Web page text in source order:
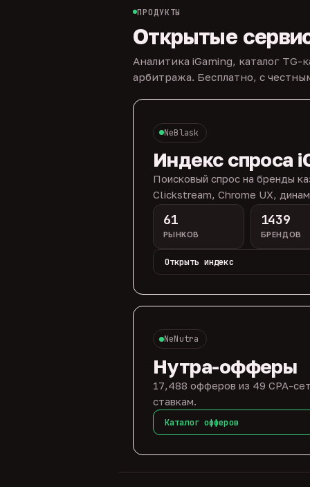
ПРОДУКТЫ
Открытые
Аналитика iGaming, каталог
арбитража. Бесплатно, с
NeBlask
Индекс спроса
Поисковый спрос на бренды
Clickstream, Chrome UX,
61
РЫНКОВ
1439
БРЕНДОВ
Открыть индекс
NeNutra
Нутра-офферы
17,488 офферов из 49 CPA-
ставкам.
Каталог офферов